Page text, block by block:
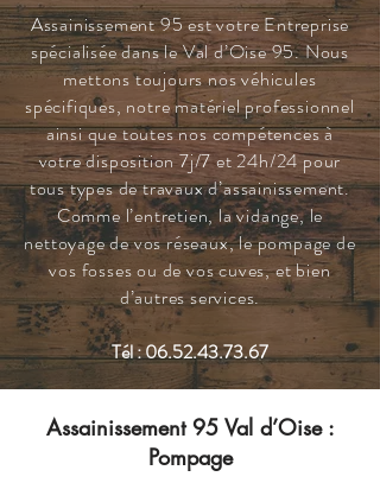
Assainissement 95 est votre Entreprise
spécialisée dans le Val d’Oise 95. Nous
mettons toujours nos véhicules
spécifiques, notre matériel professionnel
ainsi que toutes nos compétences à
votre disposition 7j/7 et 24h/24 pour
tous types de travaux d’assainissement.
Comme l’entretien, la vidange, le
nettoyage de vos réseaux, le pompage de
vos fosses ou de vos cuves, et bien
d’autres services.
Tél :06.52.43.73.67
Assainissement 95 Val d’Oise :
Pompage